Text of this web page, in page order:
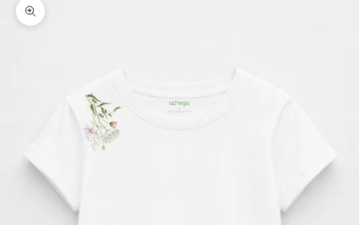
Ampliar la imagen